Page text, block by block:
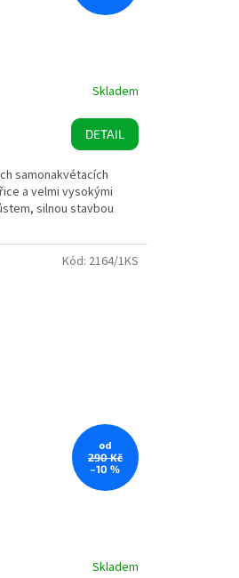
Skladem
DETAIL
samonakvétacích
a velmi vysokými
silnou stavbou
od
290 Kč
–10 %
Skladem
Kód: 2164/1KS